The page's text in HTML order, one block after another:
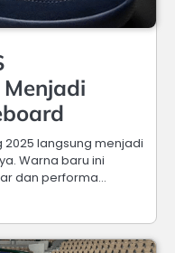
langsung menjadi
Warna baru ini
dan performa…